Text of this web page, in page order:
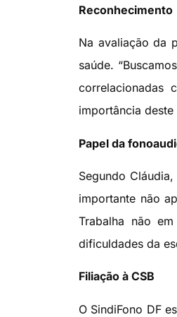
Reconhecimento
Na avaliação da
saúde.
correlacionadas
importância
Papel da
Segundo
importante não
Trabalha não
dificuldades da
Filiação à CSB
O SindiFono DF